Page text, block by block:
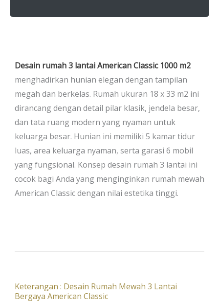
Desain rumah 3 lantai American Classic 1000 m2
menghadirkan hunian elegan dengan tampilan
megah dan berkelas. Rumah ukuran 18 x 33 m2 ini
dirancang dengan detail pilar klasik, jendela besar,
dan tata ruang modern yang nyaman untuk
keluarga besar. Hunian ini memiliki 5 kamar tidur
luas, area keluarga nyaman, serta garasi 6 mobil
yang fungsional. Konsep desain rumah 3 lantai ini
cocok bagi Anda yang menginginkan rumah mewah
American Classic dengan nilai estetika tinggi.
Keterangan : Desain Rumah Mewah 3 Lantai
Bergaya American Classic